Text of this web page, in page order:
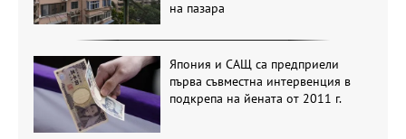
на пазара
Япония и САЩ са предприели
първа съвместна интервенция в
подкрепа на йената от 2011 г.